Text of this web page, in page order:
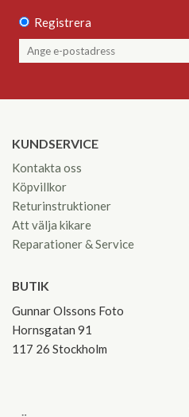
Registrera
KUNDSERVICE
Kontakta oss
Köpvillkor
Returinstruktioner
Att välja kikare
Reparationer & Service
BUTIK
Gunnar Olssons Foto
Hornsgatan 91
117 26 Stockholm